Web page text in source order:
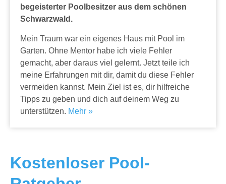
begeisterter Poolbesitzer aus dem schönen
Schwarzwald.
Mein Traum war ein eigenes Haus mit Pool im
Garten. Ohne Mentor habe ich viele Fehler
gemacht, aber daraus viel gelernt. Jetzt teile ich
meine Erfahrungen mit dir, damit du diese Fehler
vermeiden kannst. Mein Ziel ist es, dir hilfreiche
Tipps zu geben und dich auf deinem Weg zu
unterstützen. Mehr »
Kostenloser Pool-